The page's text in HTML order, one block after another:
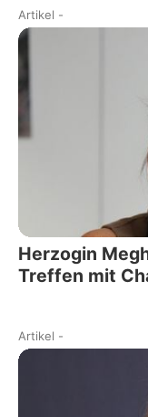
Artikel -
Herzogin
Treffen mit
Artikel -